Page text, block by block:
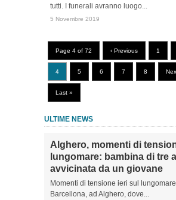
tutti. I funerali avranno luogo...
5 Novembre 2019
Page 4 of 72 ‹ Previous 1
4 5 6 7 8
Last »
ULTIME NEWS
Alghero, momenti di
lungomare: bambina di tre
avvicinata da un giovane
Momenti di tensione ieri sul lungomare
Barcellona, ad Alghero, dove...